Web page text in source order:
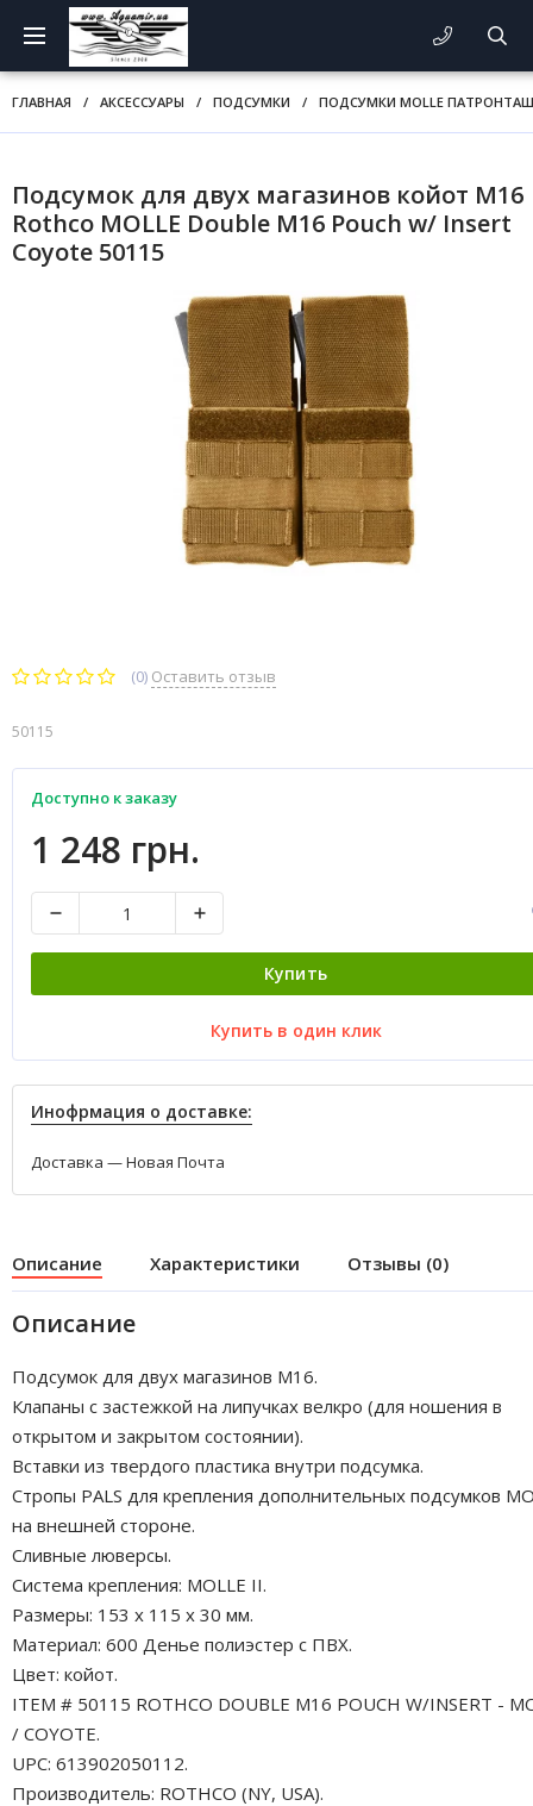
ГЛАВНАЯ / АКСЕССУАРЫ / ПОДСУМКИ / ПОДСУМКИ MOLLE
Подсумок для двух магазинов койот M16
Rothco MOLLE Double M16 Pouch w/ Insert
Coyote 50115
(0) Оставить отзыв
50115
Доступно к заказу
1 248 грн.
Купить
Купить в один клик
Инофрмация о доставке:
Доставка — Новая Почта
Описание Характеристики Отзывы (0)
Описание
Подсумок для двух магазинов M16.
Клапаны с застежкой на липучках велкро (для ношения в
открытом и закрытом состоянии).
Вставки из твердого пластика внутри подсумка.
Стропы PALS для крепления дополнительных подсумков
на внешней стороне.
Сливные люверсы.
Система крепления: MOLLE II.
Размеры: 153 x 115 x 30 мм.
Материал: 600 Денье полиэстер с ПВХ.
Цвет: койот.
ITEM # 50115 ROTHCO DOUBLE M16 POUCH W/INSERT -
/ COYOTE.
UPC: 613902050112.
Производитель: ROTHCO (NY, USA).